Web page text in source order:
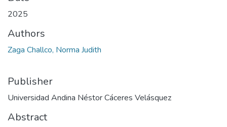
2025
Authors
Zaga Challco, Norma Judith
Publisher
Universidad Andina Néstor Cáceres Velásquez
Abstract